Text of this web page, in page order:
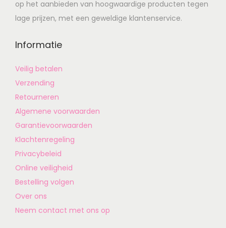
op het aanbieden van hoogwaardige producten tegen
lage prijzen, met een geweldige klantenservice.
Informatie
Veilig betalen
Verzending
Retourneren
Algemene voorwaarden
Garantievoorwaarden
Klachtenregeling
Privacybeleid
Online veiligheid
Bestelling volgen
Over ons
Neem contact met ons op